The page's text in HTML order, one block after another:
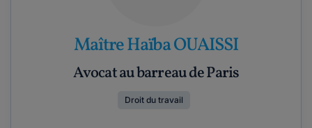
Maître Haïba OUAISSI
Avocat au barreau de Paris
Droit du travail